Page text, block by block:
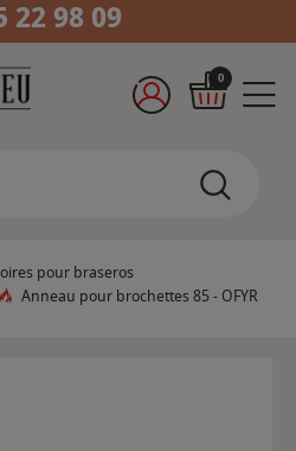
22 98 09
0
pour braseros
Anneau pour brochettes 85 - OFYR